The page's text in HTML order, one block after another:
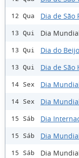
12 Qua Dia de São
13 Qui Dia
13 Qui Dia do Beijo
13 Qui Dia de São
14 Sex Dia
14 Sex Dia
15 Sáb Dia
15 Sáb Dia
15 Sáb Dia